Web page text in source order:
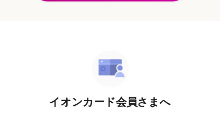
イオンカード会員さまへ